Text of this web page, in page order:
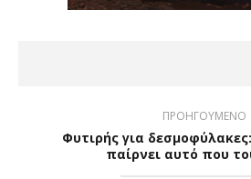
ΠΡΟΗΓΟΥΜΕΝΟ
Φυτιρής για
παίρνει αυτό που